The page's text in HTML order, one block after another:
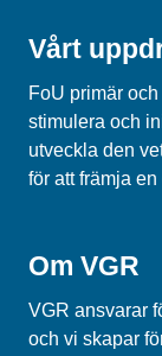
Vårt
FoU primär
stimulera och
utveckla den
för att främja
Om VGR
VGR ansvarar
och vi skapar